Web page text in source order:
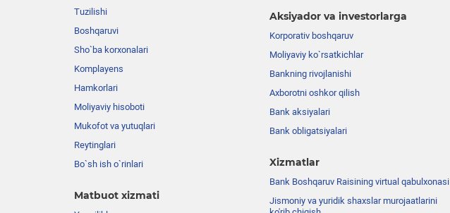
Tuzilishi
Boshqaruvi
Sho`ba korxonalari
Komplayens
Hamkorlari
Moliyaviy hisoboti
Mukofot va yutuqlari
Reytinglari
Bo`sh ish o`rinlari
Matbuot xizmati
Aksiyador va investorlarga
Korporativ boshqaruv
Moliyaviy ko`rsatkichlar
Bankning rivojlanishi
Axborotni oshkor qilish
Bank aksiyalari
Bank obligatsiyalari
Xizmatlar
Bank Boshqaruv Raisining virtual qabulxonasi
Jismoniy va yuridik shaxslar murojaatlarini